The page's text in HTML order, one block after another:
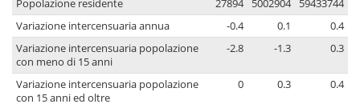
Popolazione residente 27894 5002904
59433744
Variazione intercensuaria annua
-0.4 0.1
0.4
Variazione intercensuaria popolazione
con meno di 15 anni
-2.8 -1.3 0.3
Variazione intercensuaria popolazione
con 15 anni ed oltre
0 0.3 0.4